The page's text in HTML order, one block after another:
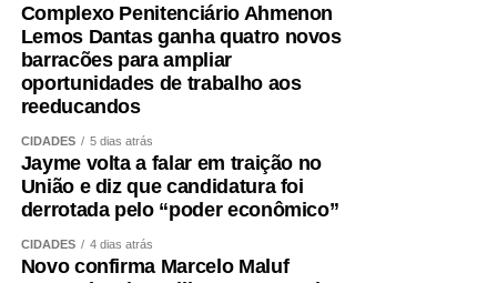
Complexo Penitenciário Ahmenon
Lemos Dantas ganha quatro novos
barracões para ampliar
oportunidades de trabalho aos
reeducandos
CIDADES 5 dias atrás
Jayme volta a falar em traição no
União e diz que candidatura foi
derrotada pelo “poder econômico”
CIDADES 4 dias atrás
Novo confirma Marcelo Maluf